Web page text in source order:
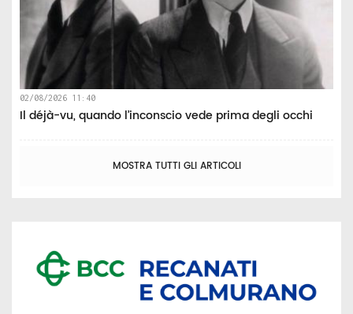
02/08/2026 11:40
Il déjà-vu, quando l’inconscio vede prima degli occhi
MOSTRA TUTTI GLI ARTICOLI